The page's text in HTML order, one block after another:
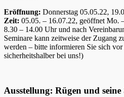
Eröffnung: Donnerstag 05.05.22,
Zeit: 05.05. – 16.07.22, geöffnet Mo.
8.30 – 14.00 Uhr und nach
Seminare kann zeitweise der Zugang
werden – bitte informieren Sie sich vor
sicherheitshalber bei uns!)
Ausstellung: Rügen und seine